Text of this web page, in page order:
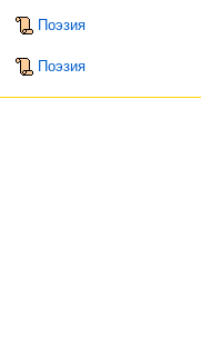
Поэзия
Поэзия